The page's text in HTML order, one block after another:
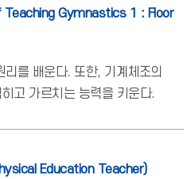
Gymnastics 1 : Floor
를 배운다. 또한, 기계체조의
고 가르치는 능력을 키운다.
Education Teacher)